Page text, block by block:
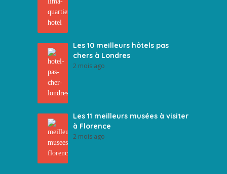
Les 10 meilleurs hôtels pas
chers à Londres
2 mois ago
Les 11 meilleurs musées à visiter
à Florence
2 mois ago